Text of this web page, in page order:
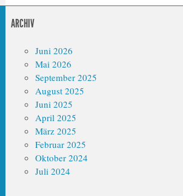
ARCHIV
Juni 2026
Mai 2026
September 2025
August 2025
Juni 2025
April 2025
März 2025
Februar 2025
Oktober 2024
Juli 2024